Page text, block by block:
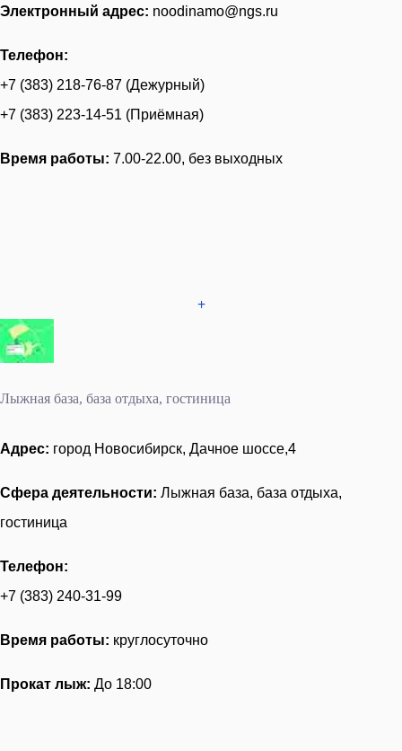
Электронный адрес: noodinamo@ngs.ru
Телефон:
+7 (383) 218-76-87 (Дежурный)
+7 (383) 223-14-51 (Приёмная)
Время работы: 7.00-22.00, без выходных
+
Лыжная база, база отдыха, гостиница
Адрес: город Новосибирск, Дачное шоссе,4
Сфера деятельности: Лыжная база, база отдыха,
гостиница
Телефон:
+7 (383) 240-31-99
Время работы: круглосуточно
Прокат лыж: До 18:00